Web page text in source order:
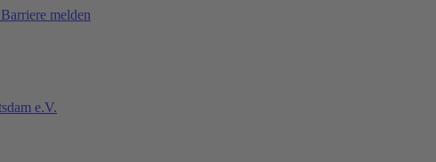
Barriere melden